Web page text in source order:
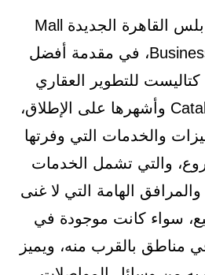
يأتي مول بيزنس بلس القاهرة الجديدة Mall
Business Plus New Cairo، في مقدمة أفضل
للتطوير العقاري
Catalyst Developments وأشهرها على الإطلاق،
والخدمات التي وفرتها
والتي تشمل الخدمات
والمرافق الهامة التي لا غنى
سواء كانت موجودة في
مناطق بالقرب منه، ويميز